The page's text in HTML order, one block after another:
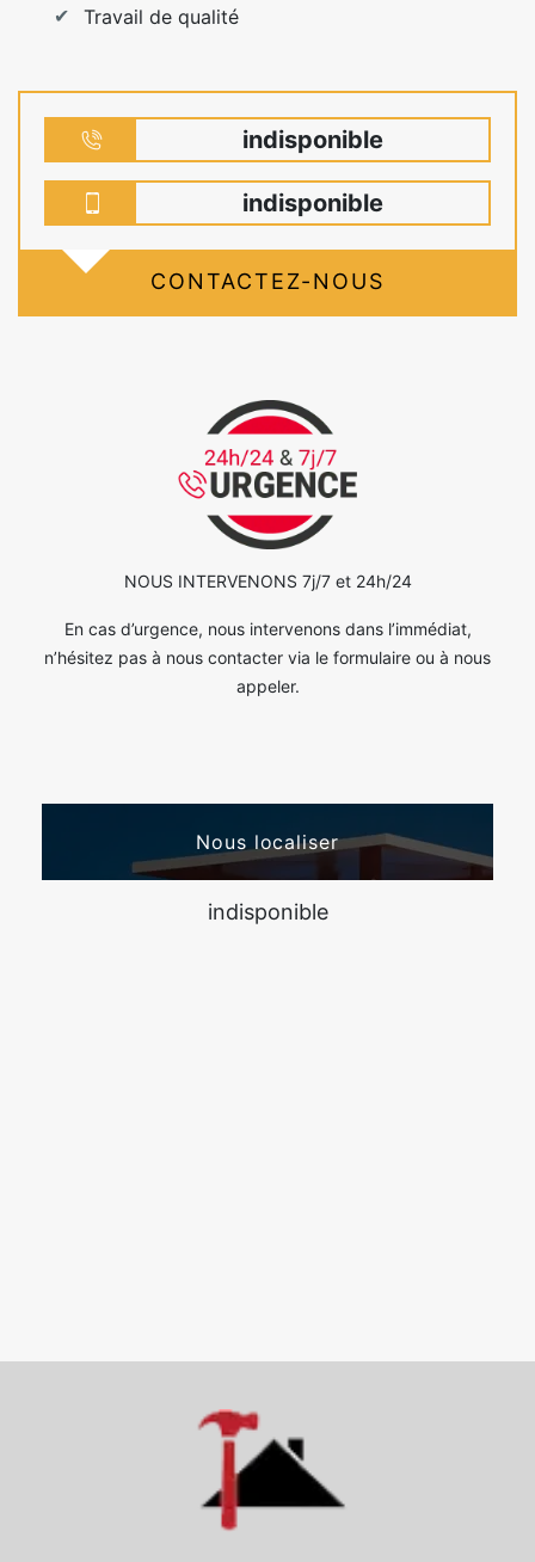
Travail de qualité
indisponible
indisponible
CONTACTEZ-NOUS
NOUS INTERVENONS 7j/7 et 24h/24
En cas d’urgence, nous intervenons dans l’immédiat,
n’hésitez pas à nous contacter via le formulaire ou à nous
appeler.
Nous localiser
indisponible